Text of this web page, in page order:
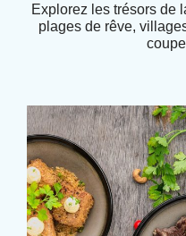
Explorez les trésors de
plages de rêve,